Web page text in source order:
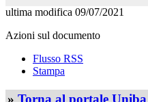
ultima modifica 09/07/2021
Azioni sul documento
Flusso RSS
Stampa